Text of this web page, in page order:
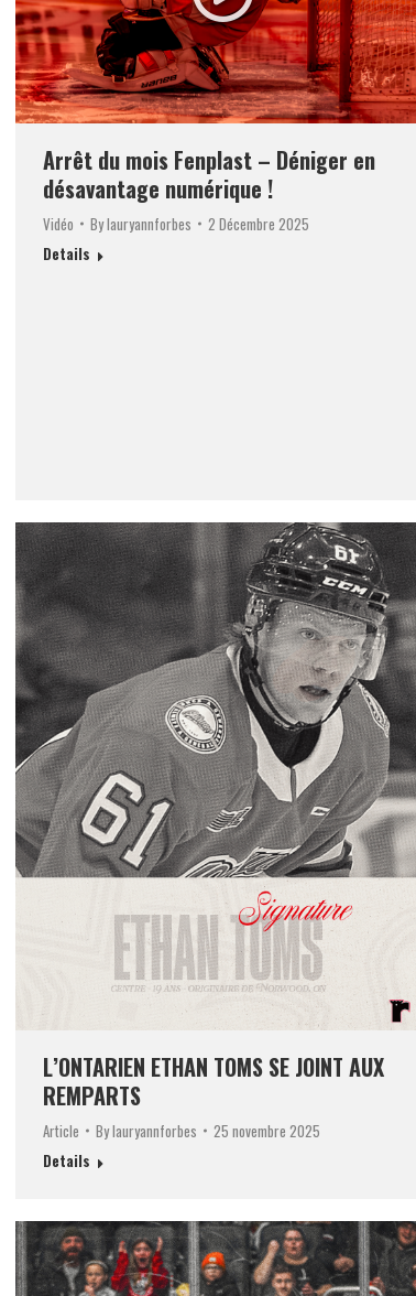
Arrêt du mois Fenplast – Déniger en
désavantage numérique !
Vidéo Bylauryannforbes
2 Décembre 2025
Details
L’ONTARIEN ETHAN TOMS SE JOINT AUX
REMPARTS
Article Bylauryannforbes
25 novembre 2025
Details